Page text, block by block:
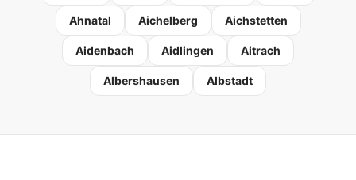
Ahnatal Aichelberg Aichstetten
Aidenbach Aidlingen Aitrach
Albershausen Albstadt